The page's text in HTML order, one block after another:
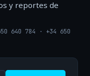
y reportes de
640 784 · +34 650